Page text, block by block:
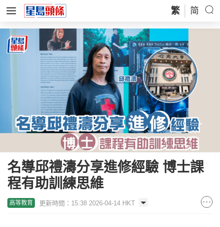
繁 简
名導邱禮濤分享進修經驗 博士課
程有助訓練思維
高等教育 更新時間：15:38 2026-04-14 HKT